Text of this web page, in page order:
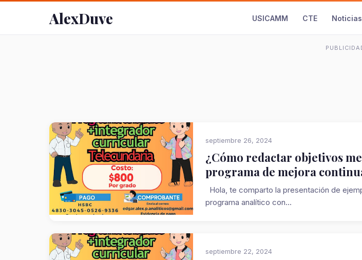
AlexDuve USICAMM CTE Noticias
septiembre 26, 2024
¿Cómo redactar objetivos
programa de mejora
Hola, te comparto la presentación de
programa analítico con...
septiembre 22, 2024